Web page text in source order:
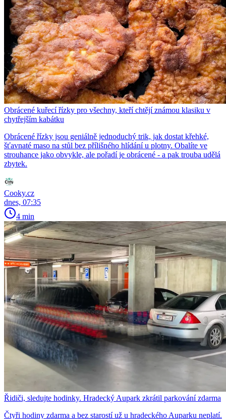
Obrácené kuřecí řízky pro všechny, kteří chtějí známou klasiku v
chytřejším kabátku
Obrácené řízky jsou geniálně jednoduchý trik, jak dostat křehké,
šťavnaté maso na stůl bez přílišného hlídání u plotny. Obalíte ve
strouhance jako obvykle, ale pořadí je obrácené - a pak trouba udělá
zbytek.
Cooky.cz
dnes, 07:35
4 min
Řidiči, sledujte hodinky. Hradecký Aupark zkrátil parkování zdarma
Čtyři hodiny zdarma a bez starostí už u hradeckého Auparku neplatí.